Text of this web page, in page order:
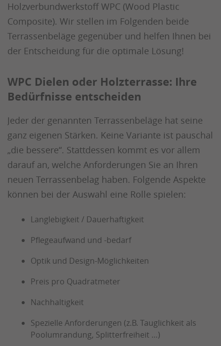
Holzverbundwerkstoff WPC (Wood Plastic
Composite). Wir stellen im Folgenden beide
Terrassenbeläge gegenüber und helfen Ihnen bei
der Entscheidung für die optimale Lösung!
WPC Dielen oder Holzterrasse: Ihre
Bedürfnisse entscheiden
Jeder der genannten Terrassenbeläge hat seine
ganz eigenen Stärken. Keine Variante ist pauschal
„die bessere“. Stattdessen kommt es vor allem
darauf an, welche Anforderungen Sie an Ihren
neuen Terrassenbelag haben. Folgende Aspekte
können bei der Auswahl eine Rolle spielen:
Langlebigkeit / Dauerhaftigkeit
Pflegeaufwand und -bedarf
Optik und Design-Möglichkeiten
Preis pro Quadratmeter
Nachhaltigkeit
Spezielle Anforderungen (z.B. Tauglichkeit als
Poolumrandung, Splitterfreiheit …)